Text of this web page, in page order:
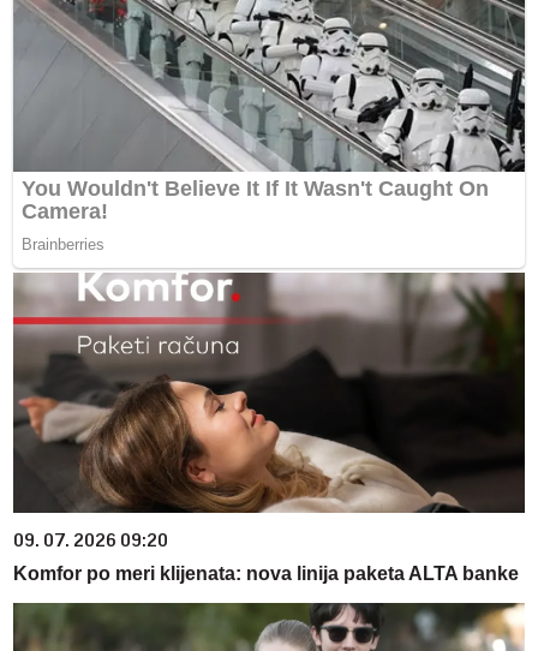
09. 07. 2026 09:20
Komfor po meri klijenata: nova linija paketa ALTA banke